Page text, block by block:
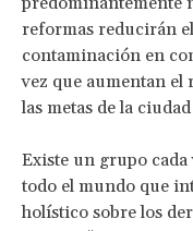
reformas reducirán
contaminación en
vez que aumentan
las metas de la
Existe un grupo cada
todo el mundo que
holístico sobre los